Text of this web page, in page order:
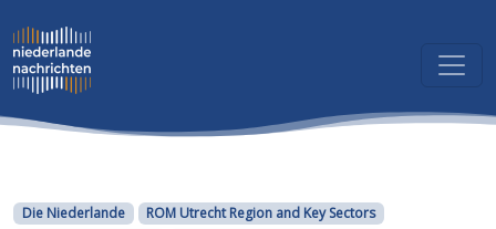
Kategorien
Die Niederlande
ROM Utrecht Region and Key Sectors